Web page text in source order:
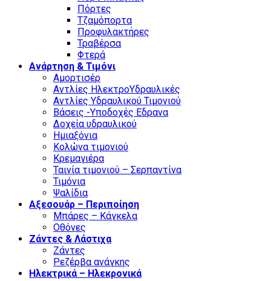
Πόρτες
Τζαμόπορτα
Προφυλακτήρες
Τραβέρσα
Φτερά
Ανάρτηση & Τιμόνι
Αμορτισέρ
Αντλίες ΗλεκτροΥδραυλικές
Αντλίες Υδραυλικού Τιμονιού
Βάσεις -Υποδοχές Εδρανα
Δοχεία υδραυλικού
Ημιαξόνια
Κολώνα τιμονιού
Κρεμαγιέρα
Ταινία τιμονιού – Σερπαντίνα
Τιμόνια
Ψαλίδια
Αξεσουάρ – Περιποίηση
Μπάρες – Κάγκελα
Οθόνες
Ζάντες & Λάστιχα
Ζάντες
Ρεζέρβα ανάγκης
Ηλεκτρικά – Ηλεκρονικά